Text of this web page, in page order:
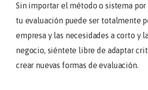
Sin importar el método o sistema por
tu evaluación puede ser totalmente
empresa y las necesidades a corto y
negocio, siéntete libre de adaptar
crear nuevas formas de evaluación.